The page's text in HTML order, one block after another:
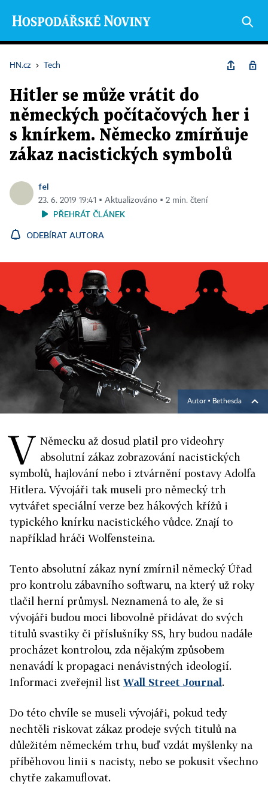
HN.cz › Tech
Hitler se může vrátit do
německých počítačových her i
s knírkem. Německo zmírňuje
zákaz nacistických symbolů
fel
23. 6. 2019 19:41 ▪ Aktualizováno ▪ 2 min. čtení
PŘEHRÁT ČLÁNEK
ODEBÍRAT AUTORA
Autor ▪ Bethesda
V Německu až dosud platil pro videohry
absolutní zákaz zobrazování nacistických
symbolů, hajlování nebo i ztvárnění postavy Adolfa
Hitlera. Vývojáři tak museli pro německý trh
vytvářet speciální verze bez hákových křížů i
typického knírku nacistického vůdce. Znají to
například hráči Wolfensteina.
Tento absolutní zákaz nyní zmírnil německý Úřad
pro kontrolu zábavního softwaru, na který už roky
tlačil herní průmysl. Neznamená to ale, že si
vývojáři budou moci libovolně přidávat do svých
titulů svastiky či příslušníky SS, hry budou nadále
procházet kontrolou, zda nějakým způsobem
nenavádí k propagaci nenávistných ideologií.
Informaci zveřejnil list Wall Street Journal.
Do této chvíle se museli vývojáři, pokud tedy
nechtěli riskovat zákaz prodeje svých titulů na
důležitém německém trhu, buď vzdát myšlenky na
příběhovou linii s nacisty, nebo se pokusit všechno
chytře zakamuflovat.